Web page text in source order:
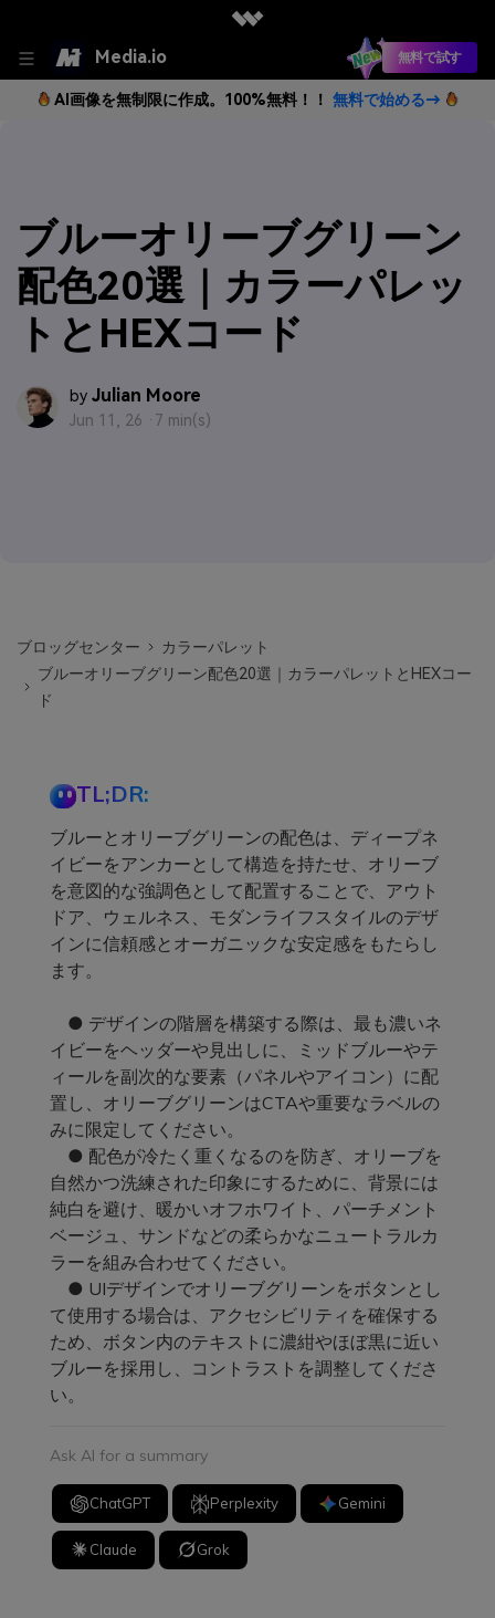
Media.io 無料で試す
AI画像を無制限に作成。100%無料！！ 無料で始める→
ブルーオリーブグリーン
配色20選｜カラーパレッ
トとHEXコード
by Julian Moore
Jun 11, 26 · 7 min(s)
ブロッグセンター
カラーパレット
ブルーオリーブグリーン配色20選｜カラーパレットとHEXコー
ド
TL;DR:
ブルーとオリーブグリーンの配色は、ディープネ
イビーをアンカーとして構造を持たせ、オリーブ
を意図的な強調色として配置することで、アウト
ドア、ウェルネス、モダンライフスタイルのデザ
インに信頼感とオーガニックな安定感をもたらし
ます。
● デザインの階層を構築する際は、最も濃いネ
イビーをヘッダーや見出しに、ミッドブルーやテ
ィールを副次的な要素（パネルやアイコン）に配
置し、オリーブグリーンはCTAや重要なラベルの
みに限定してください。
● 配色が冷たく重くなるのを防ぎ、オリーブを
自然かつ洗練された印象にするために、背景には
純白を避け、暖かいオフホワイト、パーチメント
ベージュ、サンドなどの柔らかなニュートラルカ
ラーを組み合わせてください。
● UIデザインでオリーブグリーンをボタンとし
て使用する場合は、アクセシビリティを確保する
ため、ボタン内のテキストに濃紺やほぼ黒に近い
ブルーを採用し、コントラストを調整してくださ
い。
Ask AI for a summary
ChatGPT Perplexity Gemini
Claude Grok